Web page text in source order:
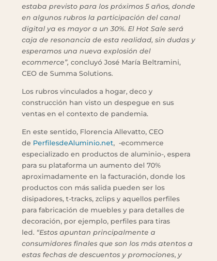
estaba previsto para los próximos 5 años, donde
en algunos rubros la participación del canal
digital ya es mayor a un 30%. El Hot Sale será
caja de resonancia de esta realidad, sin dudas y
esperamos una nueva explosión del
ecommerce”, concluyó José María Beltramini,
CEO de Summa Solutions.
Los rubros vinculados a hogar, deco y
construcción han visto un despegue en sus
ventas en el contexto de pandemia.
En este sentido, Florencia Allevatto, CEO
de PerfilesdeAluminio.net, -ecommerce
especializado en productos de aluminio-, espera
para su plataforma un aumento del 70%
aproximadamente en la facturación, donde los
productos con más salida pueden ser los
disipadores, t-tracks, zclips y aquellos perfiles
para fabricación de muebles y para detalles de
decoración, por ejemplo, perfiles para tiras
led. “Estos apuntan principalmente a
consumidores finales que son los más atentos a
estas fechas de descuentos y promociones, y